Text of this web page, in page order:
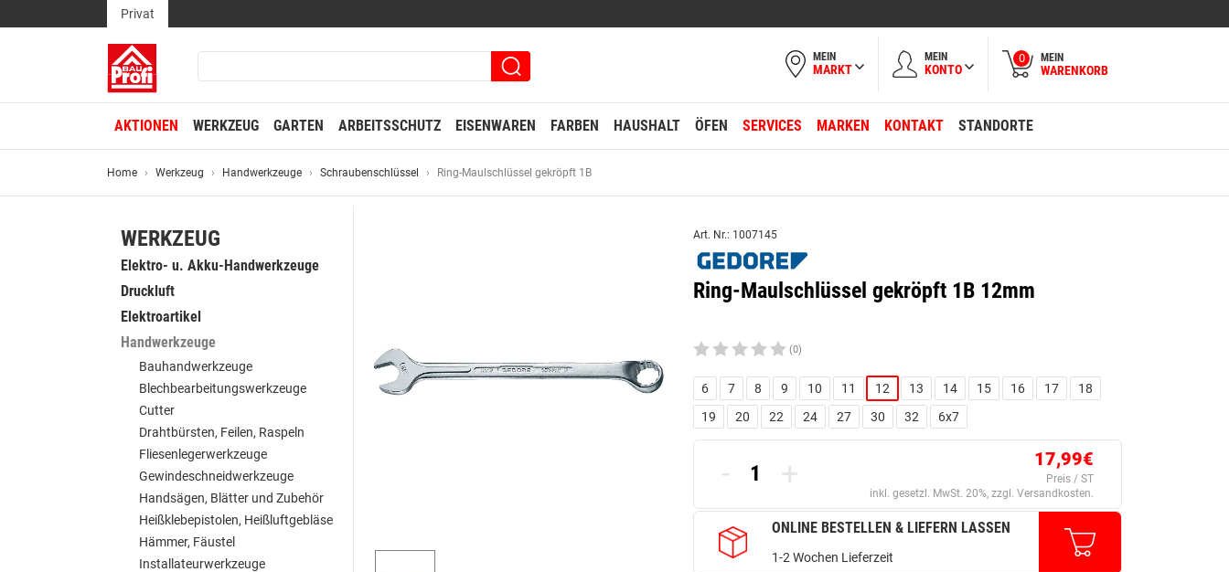
Privat
MEIN
MARKT
MEIN
KONTO
0 MEIN
WARENKORB
AKTIONEN WERKZEUG GARTEN ARBEITSSCHUTZ EISENWAREN FARBEN HAUSHALT ÖFEN SERVICES MARKEN KONTAKT STANDORTE
Home Werkzeug Handwerkzeuge Schraubenschlüssel Ring-Maulschlüssel gekröpft 1B
WERKZEUG
Elektro- u. Akku-Handwerkzeuge
Druckluft
Elektroartikel
Handwerkzeuge
Bauhandwerkzeuge
Blechbearbeitungswerkzeuge
Cutter
Drahtbürsten, Feilen, Raspeln
Fliesenlegerwerkzeuge
Gewindeschneidwerkzeuge
Handsägen, Blätter und Zubehör
Heißklebepistolen, Heißluftgebläse
Hämmer, Fäustel
Installateurwerkzeuge
Art. Nr.: 1007145
Ring-Maulschlüssel gekröpft 1B 12mm
(0)
6 7 8 9 10 11 12 13 14 15 16 17
18
19
20 22 24 27 30 32 6x7
- + 17,99€
Preis / ST
inkl. gesetzl. MwSt. 20%, zzgl. Versandkosten.
ONLINE BESTELLEN & LIEFERN LASSEN
1-2 Wochen Lieferzeit